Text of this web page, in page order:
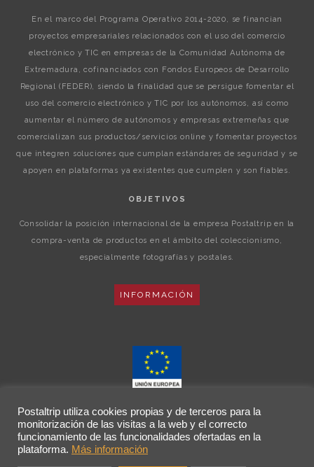
En el marco del Programa Operativo 2014-2020, se financian
proyectos empresariales relacionados con el uso del comercio
electrónico y TIC en empresas de la Comunidad Autónoma de
Extremadura, cofinanciados con Fondos Europeos de Desarrollo
Regional (FEDER), siendo la finalidad que se persigue fomentar el
uso del comercio electrónico y TIC por los autónomos, así como
aumentar el número de autónomos y empresas extremeñas que
comercializan sus productos/servicios online y fomentar proyectos
que integren soluciones que cumplan estándares de seguridad y se
apoyen en plataformas ya existentes que cumplen y son fiables.
OBJETIVOS
Consolidar la posición internacional de la empresa Postaltrip en la
compra-venta de productos en el ámbito del coleccionismo,
especialmente fotografías y postales.
INFORMACIÓN
Postaltrip utiliza cookies propias y de terceros para la
monitorización de las visitas a la web y el correcto
funcionamiento de las funcionalidades ofertadas en la
plataforma. Más información